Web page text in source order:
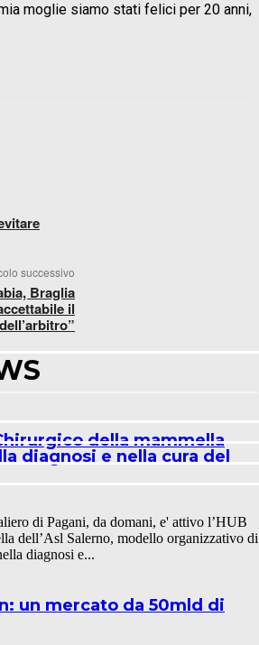
moglie siamo stati felici per 20 anni,
successivo
Braglia
il
della mammella
diagnosi e nella cura del
di Pagani, da domani, e' attivo l’HUB
dell’Asl Salerno, modello organizzativo di
diagnosi e...
un mercato da 50mld di